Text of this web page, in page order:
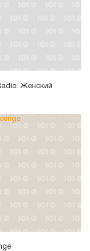
Женский